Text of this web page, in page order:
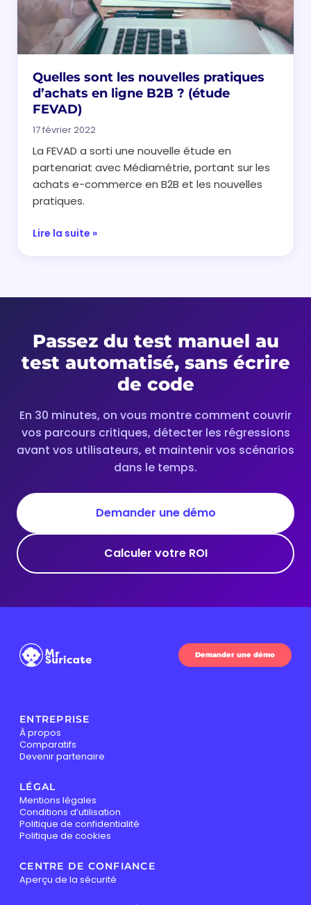
Quelles sont les nouvelles pratiques
d’achats en ligne B2B ? (étude
FEVAD)
17 février 2022
La FEVAD a sorti une nouvelle étude en
partenariat avec Médiamétrie, portant sur les
achats e-commerce en B2B et les nouvelles
pratiques.
Lire la suite »
Passez du test manuel au
test automatisé, sans écrire
de code
En 30 minutes, on vous montre comment couvrir
vos parcours critiques, détecter les régressions
avant vos utilisateurs, et maintenir vos scénarios
dans le temps.
Demander une démo
Calculer votre ROI
Demander une démo
ENTREPRISE
À propos
Comparatifs
Devenir partenaire
LÉGAL
Mentions légales
Conditions d’utilisation
Politique de confidentialité
Politique de cookies
CENTRE DE CONFIANCE
Aperçu de la sécurité